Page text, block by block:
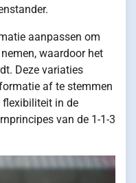
aanpassen om
waardoor het
Deze variaties
af te stemmen
flexibiliteit in de
van de 1-1-3